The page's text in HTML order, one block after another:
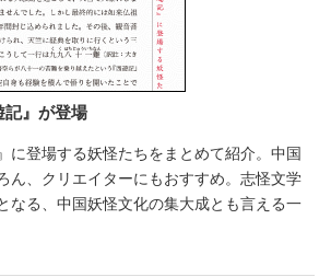
記』が登場
に登場する妖怪たちをまとめて紹介。中国
ん、クリエイターにもおすすめ。志怪文学
なる、中国妖怪文化の集大成とも言える一